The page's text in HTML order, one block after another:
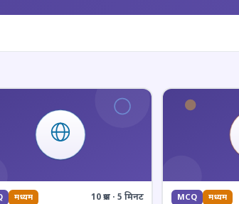
मध्यम 10 प्रश्न · 5 मिनट MCQ मध्यम